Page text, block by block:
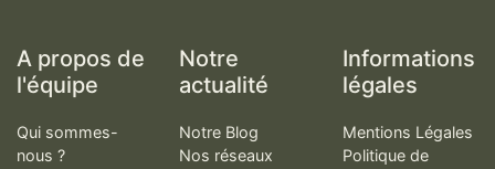
A propos de
l'équipe
Qui sommes-
nous ?
Notre
actualité
Notre Blog
Nos réseaux
Informations
légales
Mentions Légales
Politique de